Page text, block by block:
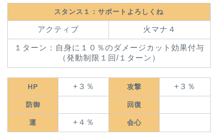
スタンス１：サポートよろしくね
アクティブ 火マナ４
１ターン：自身に１０％のダメージカット効果付与
（発動制限１回/１ターン）
HP +３％ 攻撃 +３％
防御 回復
運 +４％ 会心